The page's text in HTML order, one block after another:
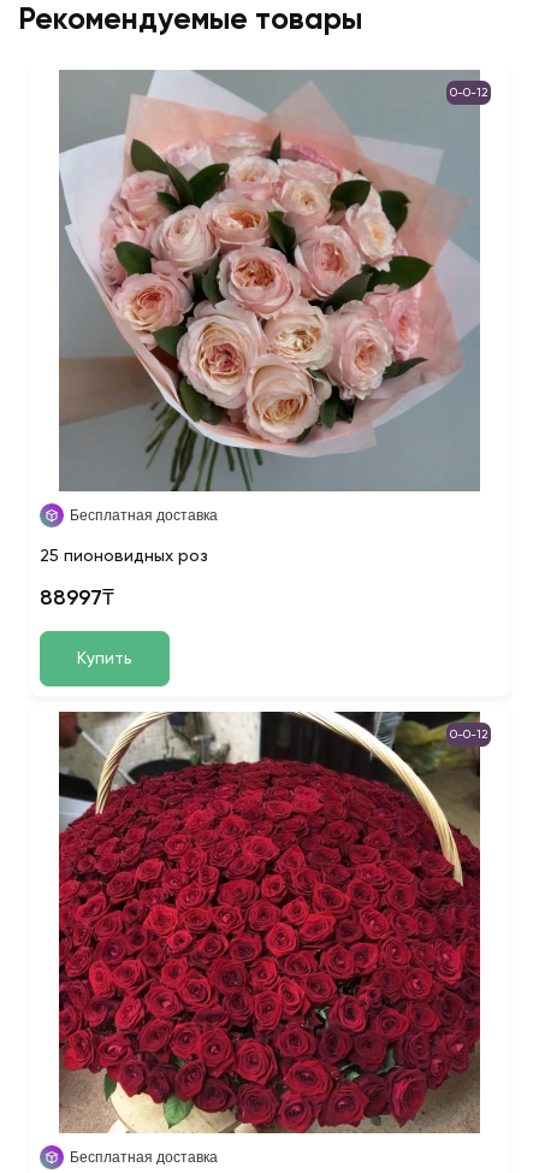
Рекомендуемые товары
0-0-12
Бесплатная доставка
25 пионовидных роз
88997₸
Купить
0-0-12
Бесплатная доставка